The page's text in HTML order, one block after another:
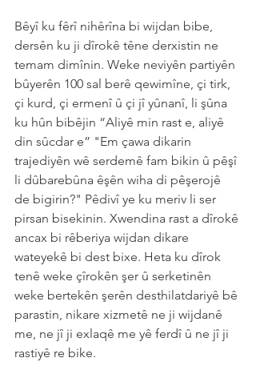
Bêyî ku fêrî nihêrîna bi wijdan bibe,
dersên ku ji dîrokê têne derxistin ne
temam dimînin. Weke neviyên partiyên
bûyerên 100 sal berê qewimîne, çi tirk,
çi kurd, çi ermenî û çi jî yûnanî, li şûna
ku hûn bibêjin “Aliyê min rast e, aliyê
din sûcdar e” "Em çawa dikarin
trajediyên wê serdemê fam bikin û pêşî
li dûbarebûna êşên wiha di pêşerojê
de bigirin?" Pêdivî ye ku meriv li ser
pirsan bisekinin. Xwendina rast a dîrokê
ancax bi rêberiya wijdan dikare
wateyekê bi dest bixe. Heta ku dîrok
tenê weke çîrokên şer û serketinên
weke bertekên şerên desthilatdariyê bê
parastin, nikare xizmetê ne ji wijdanê
me, ne jî ji exlaqê me yê ferdî û ne jî ji
rastiyê re bike.